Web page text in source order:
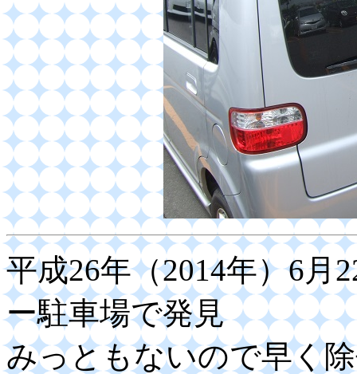
平成26年（2014年）6
ー駐車場で発見
みっともないので早く